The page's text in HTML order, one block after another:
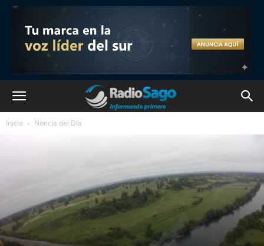
Inicio Noticia del Día